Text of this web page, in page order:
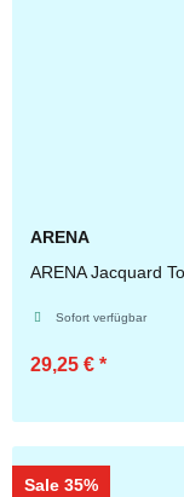
ARENA
ARENA Jacquard
Sofort verfügbar
29,25 € *
Sale 35%